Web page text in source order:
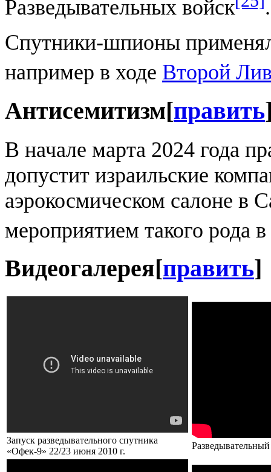
Разведывательных войск
.
Спутники-шпионы
например в ходе Второй
Антисемитизм[править
В начале марта 2024 года
допустит израильские
аэрокосмическом салоне
мероприятием такого рода
Видеогалерея [править]
Запуск разведывательного спутника
«Офек-9» 22/23 июня 2010 г.